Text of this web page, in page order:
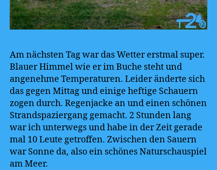
Am nächsten Tag war das Wetter erstmal super.
Blauer Himmel wie er im Buche steht und
angenehme Temperaturen. Leider änderte sich
das gegen Mittag und einige heftige Schauern
zogen durch. Regenjacke an und einen schönen
Strandspaziergang gemacht. 2 Stunden lang
war ich unterwegs und habe in der Zeit gerade
mal 10 Leute getroffen. Zwischen den Sauern
war Sonne da, also ein schönes Naturschauspiel
am Meer.